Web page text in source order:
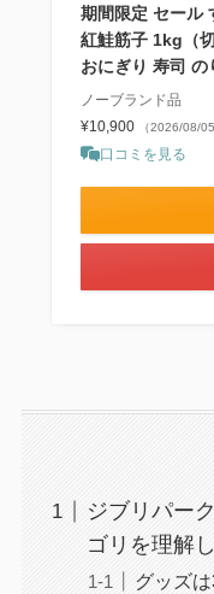
期間限定 セール
紅鮭筋子 1kg（
おにぎり 寿司 の
ノーブランド品
¥10,900
（2026/08/
口コミを見る
ジブリパー
ゴリを理解
グッズ